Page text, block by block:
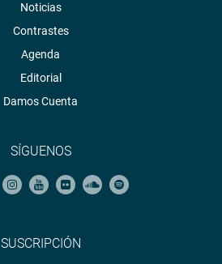
Noticias
Contrastes
Agenda
Editorial
Damos Cuenta
SÍGUENOS
SUSCRIPCIÓN